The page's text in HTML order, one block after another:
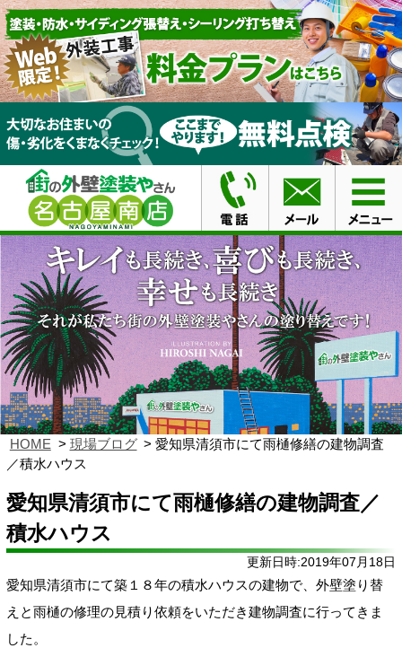
HOME 現場ブログ
愛知県清須市にて雨樋修繕の建物調査
／積水ハウス
愛知県清須市にて雨樋修繕の建物調査／
積水ハウス
更新日時:2019年07月18日
愛知県清須市にて築１８年の積水ハウスの建物で、外壁塗り替
えと雨樋の修理の見積り依頼をいただき建物調査に行ってきま
した。